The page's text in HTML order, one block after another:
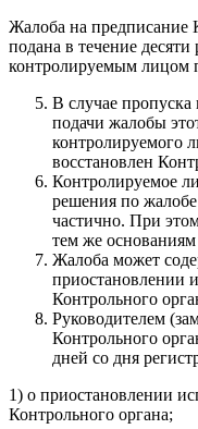
Жалоба на предписание
подана в течение
контролируемым лицом
В случае
подачи жалобы
контролируемого
восстановлен
Контролируемое
решения по
частично. При
тем же основаниям
Жалоба может
приостановлении
Контрольного
Руководителем
Контрольного
дней со дня
1) о приостановлении
Контрольного органа;